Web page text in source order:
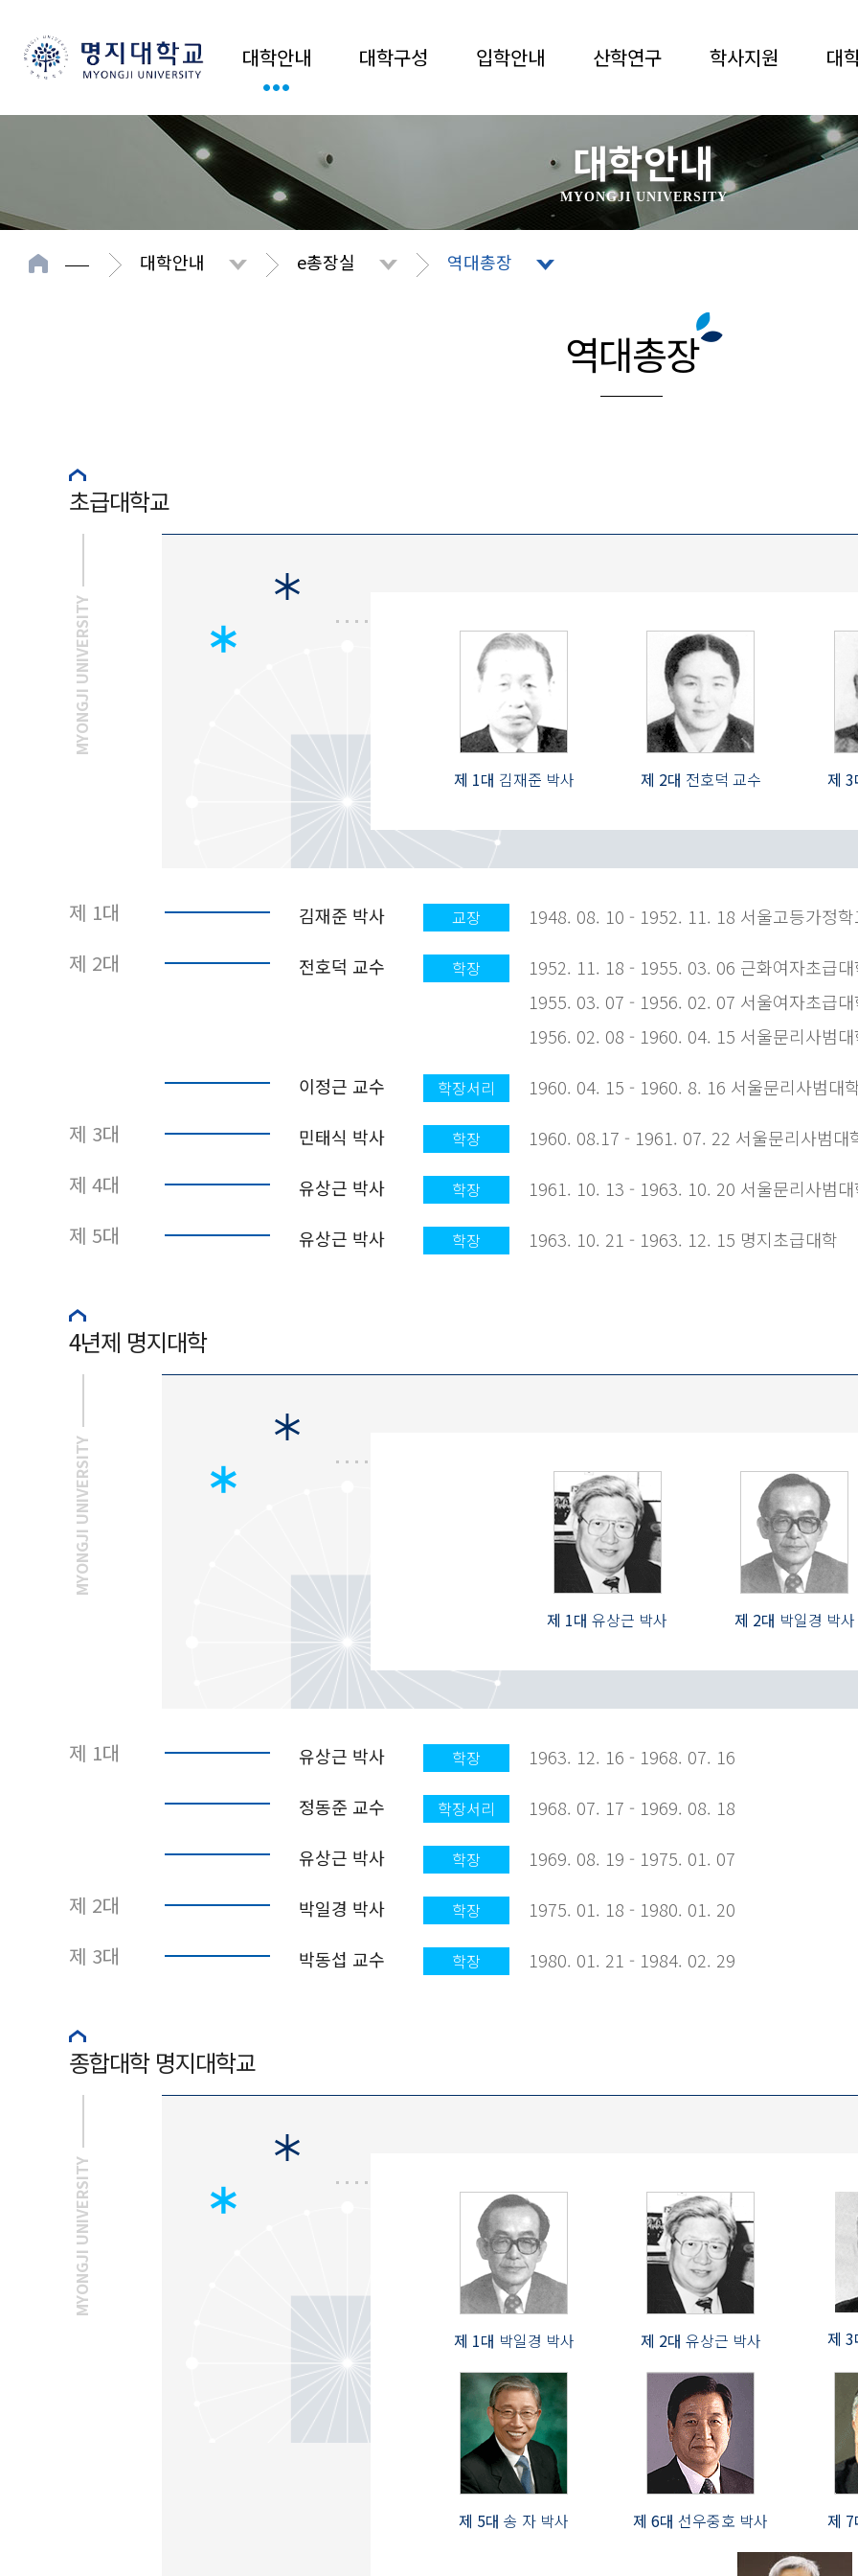
대학안내 대학구성 입학안내 산학연구 학사지원 대
대학안내
MYONGJI UNIVERSITY
대학안내 e총장실 역대총장
역대총장
초급대학교
MYONGJI UNIVERSITY
제 1대 김재준 박사 제 2대 전호덕 교수 제 3
제 1대 김재준 박사 교장 1948. 08. 10 - 1952. 11. 18 서울고등가정학
제 2대 전호덕 교수 학장
1952. 11. 18 - 1955. 03. 06 근화여자초급대
1955. 03. 07 - 1956. 02. 07 서울여자초급대
1956. 02. 08 - 1960. 04. 15 서울문리사범대
이정근 교수
학장서리 1960. 04. 15 - 1960. 8. 16 서울문리사범대
제 3대 민태식 박사 학장 1960. 08.17 - 1961. 07. 22 서울문리사범대
제 4대 유상근 박사 학장 1961. 10. 13 - 1963. 10. 20 서울문리사범대
제 5대 유상근 박사 학장 1963. 10. 21 - 1963. 12. 15 명지초급대학
4년제 명지대학
MYONGJI UNIVERSITY
제 1대 유상근 박사 제 2대 박일경 박사
제 1대 유상근 박사 학장
1963. 12. 16 - 1968. 07. 16
정동준 교수
학장서리
1968. 07. 17 - 1969. 08. 18
유상근 박사
학장 1969. 08. 19 - 1975. 01. 07
제 2대 박일경 박사 학장 1975. 01. 18 - 1980. 01. 20
제 3대 박동섭 교수 학장 1980. 01. 21 - 1984. 02. 29
종합대학 명지대학교
MYONGJI UNIVERSITY
제 1대 박일경 박사 제 2대 유상근 박사 제 3
제 5대 송 자 박사 제 6대 선우중호 박사 제 7